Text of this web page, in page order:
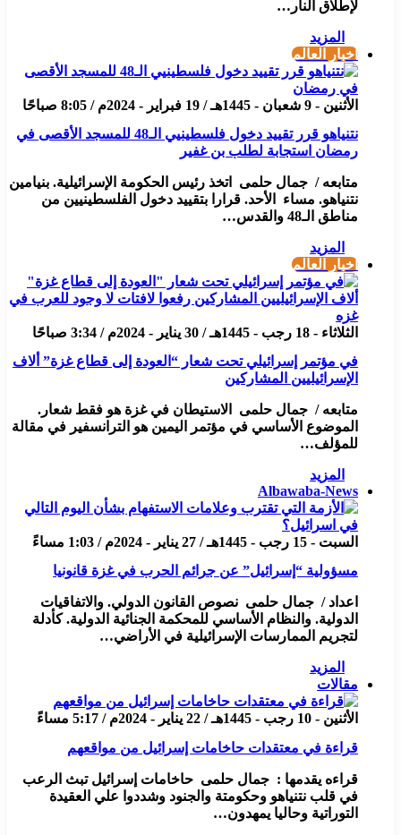
لإطلاق النار…
المزيد
أخبار العالم
الأثنين - 9 شعبان - 1445هـ / 19 فبراير - 2024م / 8:05 صباحًا
نتنياهو قرر تقييد دخول فلسطينيي الـ48 للمسجد الأقصى في
رمضان استجابة لطلب بن غفير
متابعه / جمال حلمى اتخذ رئيس الحكومة الإسرائيلية. بنيامين
نتنياهو. مساء الأحد. قرارا بتقييد دخول الفلسطينيين من
مناطق الـ48 والقدس…
المزيد
أخبار العالم
الثلاثاء - 18 رجب - 1445هـ / 30 يناير - 2024م / 3:34 صباحًا
في مؤتمر إسرائيلي تحت شعار “العودة إلى قطاع غزة” ألاف
الإسرائيليين المشاركين
متابعه / جمال حلمى الاستيطان في غزة هو فقط شعار.
الموضوع الأساسي في مؤتمر اليمين هو الترانسفير في مقالة
للمؤلف…
المزيد
Albawaba-News
السبت - 15 رجب - 1445هـ / 27 يناير - 2024م / 1:03 مساءً
مسؤولية “إسرائيل” عن جرائم الحرب في غزة قانونيا
اعداد / جمال حلمى نصوص القانون الدولي. والاتفاقيات
الدولية. والنظام الأساسي للمحكمة الجنائية الدولية. كأدلة
لتجريم الممارسات الإسرائيلية في الأراضي…
المزيد
مقالات
الأثنين - 10 رجب - 1445هـ / 22 يناير - 2024م / 5:17 مساءً
قراءة في معتقدات حاخامات إسرائيل من مواقعهم
قراءه يقدمها : جمال حلمى حاخامات إسرائيل تبث الرعب
في قلب نتنياهو وحكومتة والجنود وشددوا علي العقيدة
التوراتية وحاليا يمهدون…